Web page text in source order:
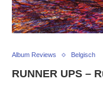
Album Reviews Belgisch
RUNNER UPS –